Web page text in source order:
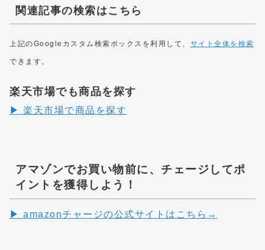
関連記事の検索はこちら
上記のGoogleカスタム検索ボックスを利用して、 サイト全体を検索
できます。
楽天市場でも商品を探す
▶︎ 楽天市場で商品を探す
アマゾンでお買い物前に、チェージしてポ
イントを獲得しよう！
▶︎ amazonチャージの公式サイトはこちら→